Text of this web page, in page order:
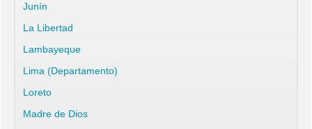
Junín
La Libertad
Lambayeque
Lima (Departamento)
Loreto
Madre de Dios